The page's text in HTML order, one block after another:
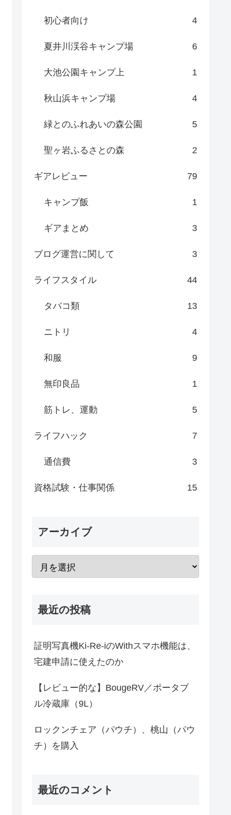
初心者向け 4
夏井川渓谷キャンプ場 6
大池公園キャンプ上 1
秋山浜キャンプ場 4
緑とのふれあいの森公園 5
聖ヶ岩ふるさとの森 2
ギアレビュー 79
キャンプ飯 1
ギアまとめ 3
ブログ運営に関して 3
ライフスタイル 44
タバコ類 13
ニトリ 4
和服 9
無印良品 1
筋トレ、運動 5
ライフハック 7
通信費 3
資格試験・仕事関係 15
アーカイブ
最近の投稿
証明写真機Ki-Re-iのWithスマホ機能は、
宅建申請に使えたのか
【レビュー的な】BougeRV／ポータブ
ル冷蔵庫（9L）
ロックンチェア（パウチ）、桃山（パウ
チ）を購入
最近のコメント